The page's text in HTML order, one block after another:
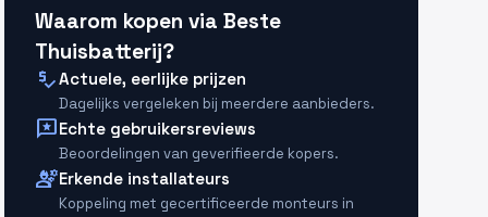
Waarom kopen via Beste
Thuisbatterij?
price_checkActuele, eerlijke prijzen
Dagelijks vergeleken bij meerdere aanbieders.
reviewsEchte gebruikersreviews
Beoordelingen van geverifieerde kopers.
engineeringErkende installateurs
Koppeling met gecertificeerde monteurs in